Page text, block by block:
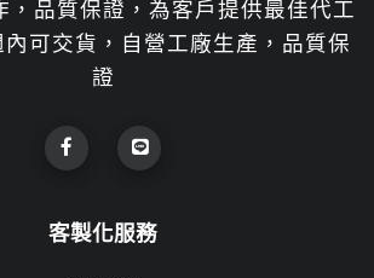
，品質保證，為客戶提供最佳代工
可交貨，自營工廠生產，品質保
證
客製化服務